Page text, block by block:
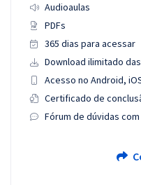
Audioaulas
PDFs
365 dias para acessar
Download ilimitado
Acesso no Android,
Certificado de
Fórum de dúvidas